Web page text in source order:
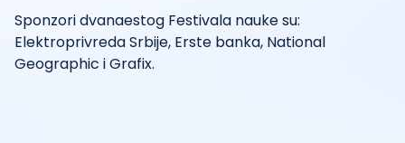
Sponzori dvanaestog Festivala nauke su:
Elektroprivreda Srbije, Erste banka, National
Geographic i Grafix.